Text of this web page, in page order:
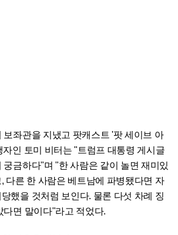
보좌관을 지냈고 팟캐스트 '팟 세이브 아
자인 토미 비터는 "트럼프 대통령 게시글
궁금하다"며 "한 사람은 같이 놀면 재미있
다른 한 사람은 베트남에 파병됐다면 자
했을 것처럼 보인다. 물론 다섯 차례 징
다면 말이다"라고 적었다.